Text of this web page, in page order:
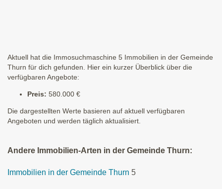
Aktuell hat die Immosuchmaschine 5 Immobilien in der Gemeinde
Thurn für dich gefunden. Hier ein kurzer Überblick über die
verfügbaren Angebote:
Preis: 580.000 €
Die dargestellten Werte basieren auf aktuell verfügbaren
Angeboten und werden täglich aktualisiert.
Andere Immobilien-Arten in der Gemeinde Thurn:
Immobilien in der Gemeinde Thurn 5